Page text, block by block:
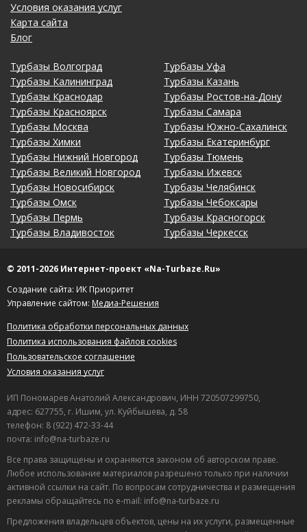
Условия оказания услуг
Карта сайта
Блог
Турбазы Волгоград
Турбазы Калининград
Турбазы Краснодар
Турбазы Красноярск
Турбазы Москва
Турбазы Химки
Турбазы Нижний Новгород
Турбазы Великий Новгород
Турбазы Новосибирск
Турбазы Омск
Турбазы Пермь
Турбазы Владивосток
Турбазы Уфа
Турбазы Казань
Турбазы Ростов-на-Дону
Турбазы Самара
Турбазы Южно-Сахалинск
Турбазы Екатеринбург
Турбазы Тюмень
Турбазы Ижевск
Турбазы Челябинск
Турбазы Чебоксары
Турбазы Красногорск
Турбазы Черкесск
© 2011-2026 Интернет-проект «Na-Turbaze.Ru»
Создание сайта: ИК Приоритет
Управление сайтом: Медиа-Решения
Политика обработки персональных данных
Политика использования файлов cookies
Пользовательское соглашение
Условия оказания услуг
ИП Пономарев Анатолий Александрович, ИНН 720507299750,
адрес: 627755, г. Ишим, ул. Куйбышева, д. 58
телефон: 8 (922) 472-33-44
почта: info@na-turbaze.ru
Все права защищены и охраняются законом об авторском праве.
Любое использование материалов разрешено только при наличии
активной ссылки на сайт. По вопросам сотрудничества и размещения
рекламы обращайтесь по e-mail: info@na-turbaze.ru
Предложения владельцев объектов, цены на их услуги, размещенные